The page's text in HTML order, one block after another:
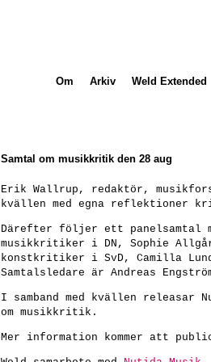
Om Arkiv Weld Extended
Samtal om musikkritik den 28 aug
Erik Wallrup, redaktör,
kvällen med egna reflektioner
Därefter följer ett panelsamtal
musikkritiker i DN, Sophie
konstkritiker i SvD, Camilla
Samtalsledare är Andreas
I samband med kvällen releasar
om musikkritik.
Mer information kommer att